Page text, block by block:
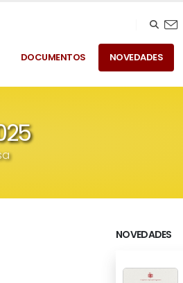
DOCUMENTOS NOVEDADES
NOVEDADES